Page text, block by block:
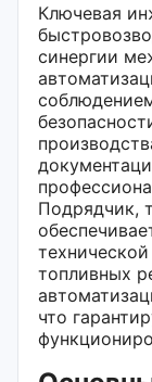
Ключевая
синергии
Подрядчик,
топливных
что